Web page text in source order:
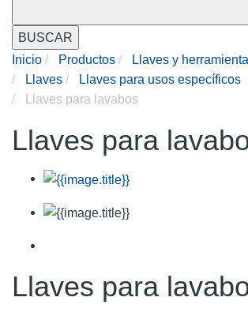
BUSCAR
Inicio
Productos
Llaves y
Llaves
Llaves para usos específicos
Llaves para lavabos
Llaves para
Llaves para